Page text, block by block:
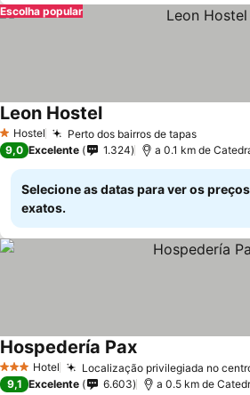
Escolha popular
1 Estrelas
Hostel Perto dos bairros de tapas
Leon Hostel
9,0 Excelente 1.324 a 0.1 km de
Selecione as datas para ver os preços
exatos.
3 EstrelasHotel Localização privilegiada no
Hospedería Pax
9,1 Excelente 6.603 a 0.5 km de